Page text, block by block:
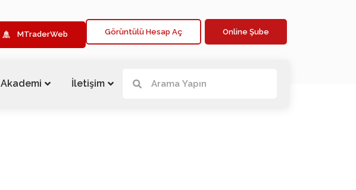
MTraderWeb Görüntülü Hesap Aç Online Şube
Akademi İletişim